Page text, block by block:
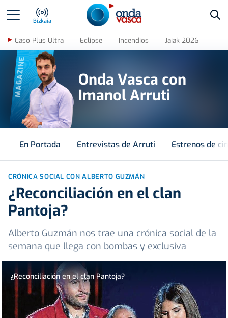
Bizkaia
Caso Plus Ultra Eclipse Incendios Jaiak 2026
MAGAZINE
Onda Vasca con
Imanol Arruti
En Portada Entrevistas de Arruti Estrenos de
CRÓNICA SOCIAL CON ALBERTO GUZMÁN
¿Reconciliación en el clan
Pantoja?
Alberto Guzmán nos trae una crónica social de la
semana que llega con bombas y exclusiva
¿Reconciliación en el clan Pantoja?